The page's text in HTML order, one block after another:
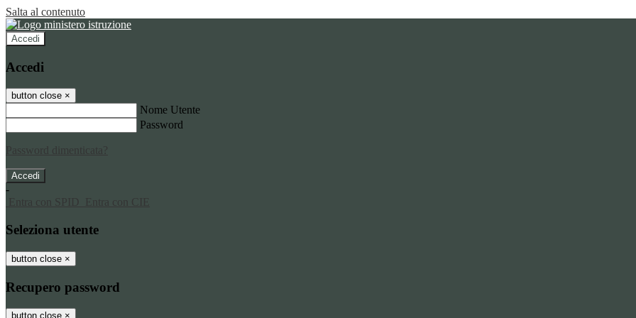
Salta al contenuto
Accedi
Accedi
button close ×
Nome Utente
Password
Password dimenticata?
-
Entra con SPID
Entra con CIE
Seleziona utente
button close ×
Recupero password
button close ×